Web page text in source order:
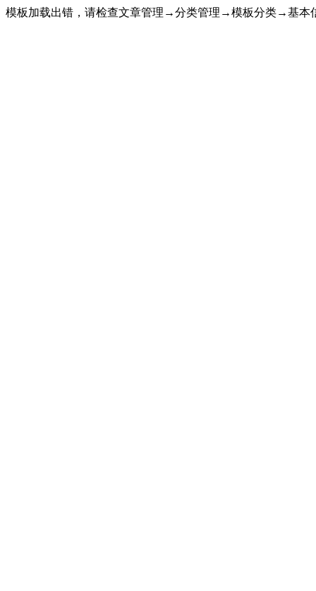
模板加载出错，请检查文章管理→分类管理→模板分类→基本